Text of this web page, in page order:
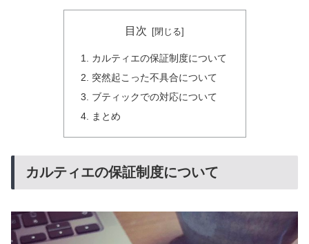
目次
カルティエの保証制度について
突然起こった不具合について
ブティックでの対応について
まとめ
カルティエの保証制度について